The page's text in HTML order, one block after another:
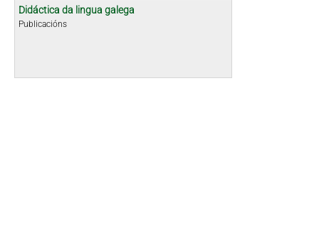
Didáctica da lingua galega
Publicacións